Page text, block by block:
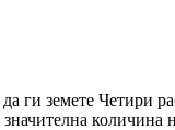
ги земете Четири
количина